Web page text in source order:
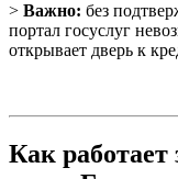
> Важно: без
портал госуслуг
открывает дверь к
Как